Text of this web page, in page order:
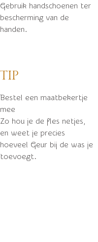
Gebruik handschoenen ter
bescherming van de
handen.
Tip
Bestel een maatbekertje
mee
Zo hou je de fles netjes,
en weet je precies
hoeveel Geur bij de was je
toevoegt.